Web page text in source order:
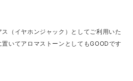
（イヤホンジャック）としてご利用いた
いてアロマストーンとしてもGOODです